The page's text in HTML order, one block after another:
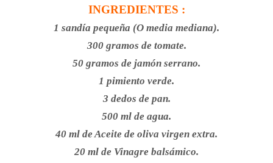
INGREDIENTES :
1 sandía pequeña (O media mediana).
300 gramos de tomate.
50 gramos de jamón serrano.
1 pimiento verde.
3 dedos de pan.
500 ml de agua.
40 ml de Aceite de oliva virgen extra.
20 ml de Vinagre balsámico.